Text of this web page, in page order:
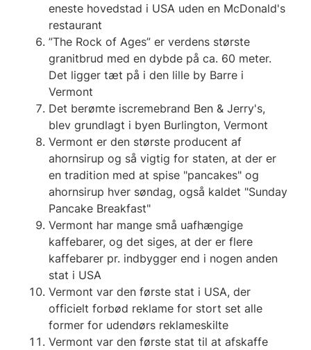
eneste hovedstad i USA uden en McDonald's
restaurant
”The Rock of Ages” er verdens største
granitbrud med en dybde på ca. 60 meter.
Det ligger tæt på i den lille by Barre i
Vermont
Det berømte iscremebrand Ben & Jerry's,
blev grundlagt i byen Burlington, Vermont
Vermont er den største producent af
ahornsirup og så vigtig for staten, at der er
en tradition med at spise "pancakes" og
ahornsirup hver søndag, også kaldet "Sunday
Pancake Breakfast"
Vermont har mange små uafhængige
kaffebarer, og det siges, at der er flere
kaffebarer pr. indbygger end i nogen anden
stat i USA
Vermont var den første stat i USA, der
officielt forbød reklame for stort set alle
former for udendørs reklameskilte
Vermont var den første stat til at afskaffe